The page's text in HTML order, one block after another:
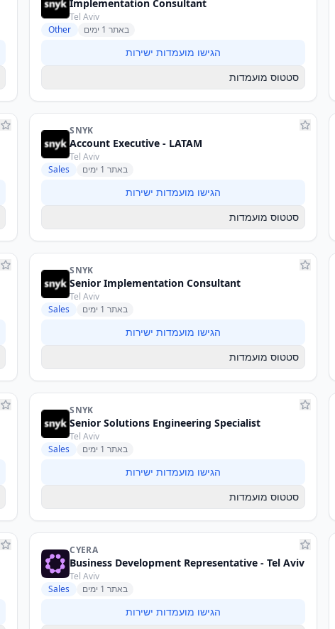
Implementation Consultant
Tel Aviv
Other
באתר 1 ימים
הגישו מועמדות ישירות
סטטוס מועמדות
SNYK
Account Executive - LATAM
Tel Aviv
Sales
באתר 1 ימים
הגישו מועמדות ישירות
סטטוס מועמדות
SNYK
Senior Implementation Consultant
Tel Aviv
Sales
באתר 1 ימים
הגישו מועמדות ישירות
סטטוס מועמדות
SNYK
Senior Solutions Engineering Specialist
Tel Aviv
Sales
באתר 1 ימים
הגישו מועמדות ישירות
סטטוס מועמדות
CYERA
Business Development Representative - Tel Aviv
Tel Aviv
Sales
באתר 1 ימים
הגישו מועמדות ישירות